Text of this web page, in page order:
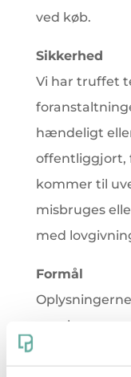
ved køb.
Sikkerhed
Vi har truffet
hændeligt
offentliggjort,
kommer til
misbruges
med
Formål
som bruger
have størst